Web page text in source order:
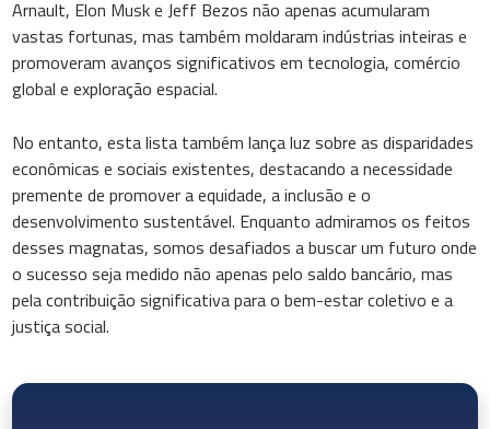
Arnault, Elon Musk e Jeff Bezos não apenas acumularam
vastas fortunas, mas também moldaram indústrias inteiras e
promoveram avanços significativos em tecnologia, comércio
global e exploração espacial.
No entanto, esta lista também lança luz sobre as disparidades
econômicas e sociais existentes, destacando a necessidade
premente de promover a equidade, a inclusão e o
desenvolvimento sustentável. Enquanto admiramos os feitos
desses magnatas, somos desafiados a buscar um futuro onde
o sucesso seja medido não apenas pelo saldo bancário, mas
pela contribuição significativa para o bem-estar coletivo e a
justiça social.